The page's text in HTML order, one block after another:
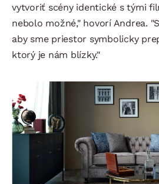
vytvoriť scény identické s tými
nebolo možné," hovorí Andrea.
aby sme priestor symbolicky
ktorý je nám blízky."